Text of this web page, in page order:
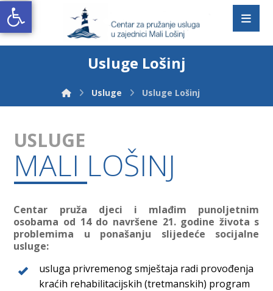
Open toolbar
Usluge Lošinj
Usluge Usluge Lošinj
USLUGE
MALI LOŠINJ
Centar pruža djeci i mlađim punoljetnim
osobama od 14 do navršene 21. godine života s
problemima u ponašanju slijedeće socijalne
usluge:
usluga privremenog smještaja radi provođenja
kraćih rehabilitacijskih (tretmanskih) program